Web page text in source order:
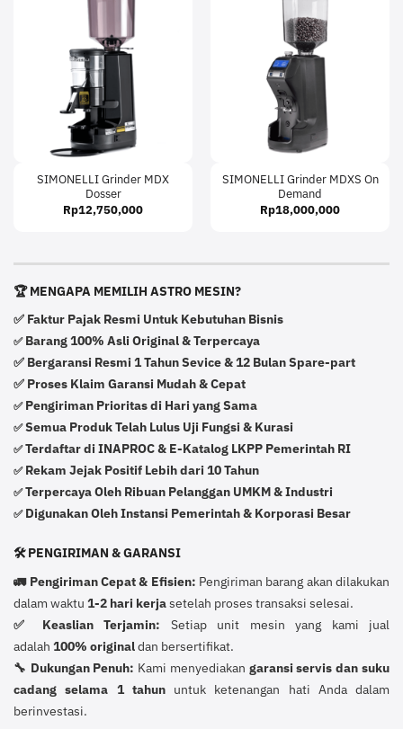
SIMONELLI Grinder MDX
Dosser
Rp12,750,000
SIMONELLI Grinder MDXS On
Demand
Rp18,000,000
🏆 MENGAPA MEMILIH ASTRO MESIN?
✅ Faktur Pajak Resmi Untuk Kebutuhan Bisnis
✅Barang 100% Asli Original & Terpercaya
✅ Bergaransi Resmi 1 Tahun Sevice & 12 Bulan Spare-part
✅ Proses Klaim Garansi Mudah & Cepat
✅Pengiriman Prioritas di Hari yang Sama
✅Semua Produk Telah Lulus Uji Fungsi & Kurasi
✅Terdaftar di INAPROC & E-Katalog LKPP Pemerintah RI
✅Rekam Jejak Positif Lebih dari 10 Tahun
✅Terpercaya Oleh Ribuan Pelanggan UMKM & Industri
✅Digunakan Oleh Instansi Pemerintah & Korporasi Besar
🛠️ PENGIRIMAN & GARANSI
🚛 Pengiriman Cepat & Efisien: Pengiriman barang akan dilakukan
dalam waktu 1-2 hari kerjasetelah proses transaksi selesai.
✅ Keaslian Terjamin: Setiap unit mesin yang kami jual
adalah 100% originaldan bersertifikat.
🔧 Dukungan Penuh: Kami menyediakan garansi servis dan suku
cadang selama 1 tahununtuk ketenangan hati Anda dalam
berinvestasi.